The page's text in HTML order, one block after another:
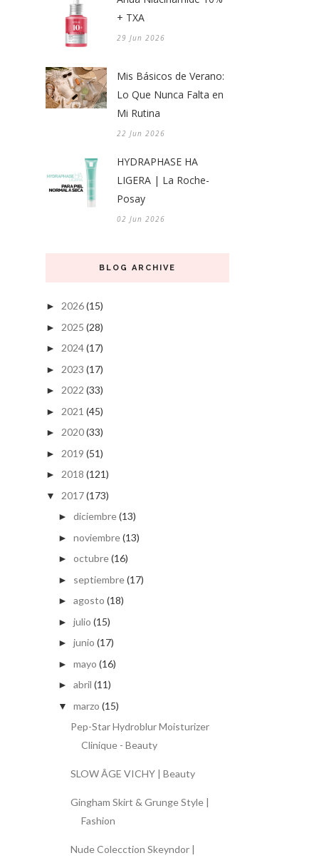
+ TXA
29 Jun 2026
Mis Básicos de Verano:
Lo Que Nunca Falta en
Mi Rutina
22 Jun 2026
HYDRAPHASE HA
LIGERA | La Roche-
Posay
02 Jun 2026
BLOG ARCHIVE
► 2026(15)
► 2025 (28)
► 2024(17)
► 2023 (17)
► 2022 (33)
► 2021 (45)
► 2020(33)
► 2019 (51)
► 2018 (121)
▼ 2017(173)
► diciembre(13)
► noviembre(13)
► octubre(16)
► septiembre(17)
► agosto (18)
► julio (15)
► junio (17)
► mayo (16)
► abril (11)
▼ marzo (15)
Pep-Star Hydroblur Moisturizer
Clinique - Beauty
SLOW ÂGE VICHY | Beauty
Gingham Skirt & Grunge Style |
Fashion
Nude Colecction Skeyndor |